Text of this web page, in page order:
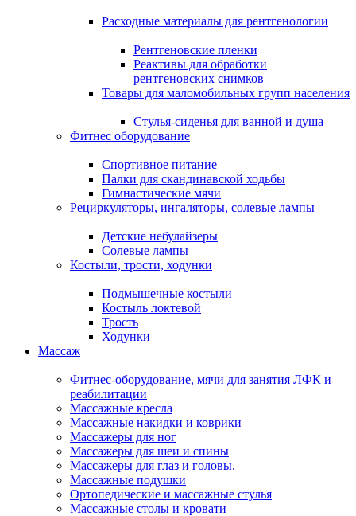
Расходные материалы для рентгенологии
Рентгеновские пленки
Реактивы для обработки
рентгеновских снимков
Товары для маломобильных групп населения
Стулья-сиденья для ванной и душа
Фитнес оборудование
Спортивное питание
Палки для скандинавской ходьбы
Гимнастические мячи
Рециркуляторы, ингаляторы, солевые лампы
Детские небулайзеры
Солевые лампы
Костыли, трости, ходунки
Подмышечные костыли
Костыль локтевой
Трость
Ходунки
Массаж
Фитнес-оборудование, мячи для занятия ЛФК и
реабилитации
Массажные кресла
Массажные накидки и коврики
Массажеры для ног
Массажеры для шеи и спины
Массажеры для глаз и головы.
Массажные подушки
Ортопедические и массажные стулья
Массажные столы и кровати